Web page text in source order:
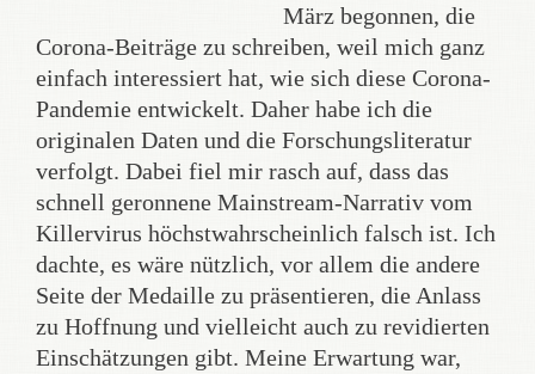
März begonnen, die
Corona-Beiträge zu schreiben, weil mich ganz
einfach interessiert hat, wie sich diese Corona-
Pandemie entwickelt. Daher habe ich die
originalen Daten und die Forschungsliteratur
verfolgt. Dabei fiel mir rasch auf, dass das
schnell geronnene Mainstream-Narrativ vom
Killervirus höchstwahrscheinlich falsch ist. Ich
dachte, es wäre nützlich, vor allem die andere
Seite der Medaille zu präsentieren, die Anlass
zu Hoffnung und vielleicht auch zu revidierten
Einschätzungen gibt. Meine Erwartung war,